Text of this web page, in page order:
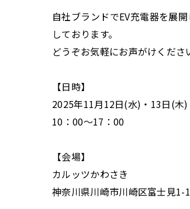
自社ブランドでEV充電器を展
しております。
どうぞお気軽にお声がけくださ
【日時】
2025年11月12日(水)・13日(木)
10：00〜17：00
【会場】
カルッツかわさき
神奈川県川崎市川崎区富士見1-